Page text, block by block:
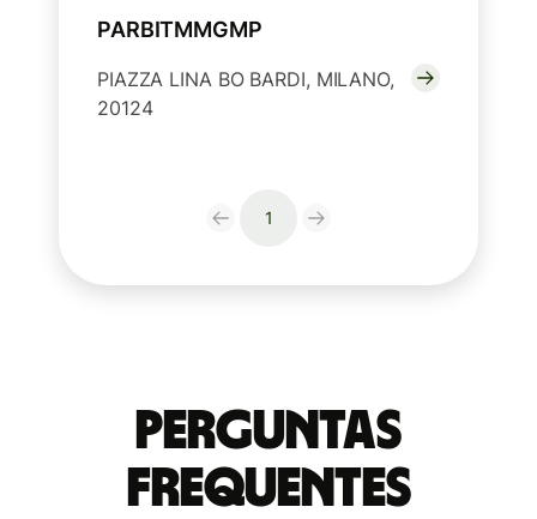
PARBITMMGMP
PIAZZA LINA BO BARDI, MILANO,
20124
1
Perguntas
frequentes